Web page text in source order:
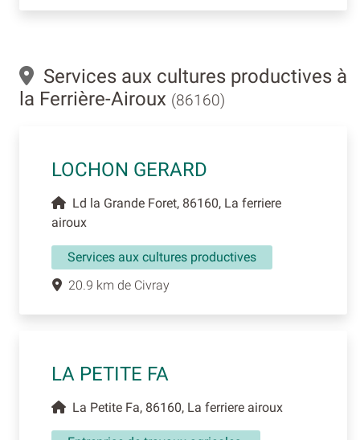
Services aux cultures productives à
la Ferrière-Airoux (86160)
LOCHON GERARD
Ld la Grande Foret, 86160, La ferriere
airoux
Services aux cultures productives
20.9 km de Civray
LA PETITE FA
La Petite Fa, 86160, La ferriere airoux